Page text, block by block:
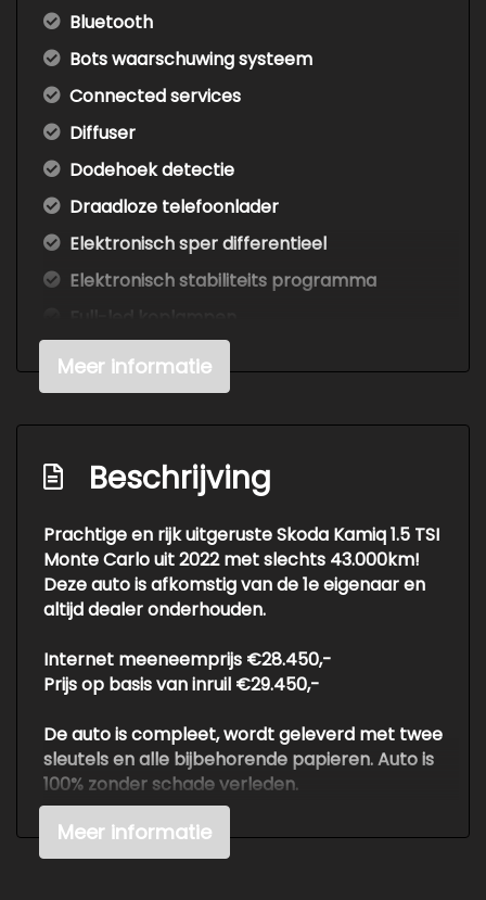
Bluetooth
Bots waarschuwing systeem
Connected services
Diffuser
Dodehoek detectie
Draadloze telefoonlader
Elektronisch sper differentieel
Elektronisch stabiliteits programma
Hemelbekleding donker
Hoofd airbag(s) achter
Hoofd airbag(s) voor
Keyless start
Led mistlampen
Lichtmetalen velgen 10-spaaks 16"
Multimedia scherm groot
Passagiersairbag
Rijstrooksensor met correctie
Schakelpaddles
Sfeerverlichting
Vervolgbotsing preventie
Volledig digitaal instrumentenpaneel
Meer informatie
Beschrijving
Prachtige en rijk uitgeruste Skoda Kamiq 1.5 TSI
Monte Carlo uit 2022 met slechts 43.000km!
Deze auto is afkomstig van de 1e eigenaar en
altijd dealer onderhouden.
Internet meeneemprijs €28.450,-
Prijs op basis van inruil €29.450,-
De auto is compleet, wordt geleverd met twee
sleutels en alle bijbehorende papieren. Auto is
100% zonder schade verleden.
Voor meer info of een vrijblijvende offerte /
proefrit: tel. 06-38053225 ook buiten
Meer informatie